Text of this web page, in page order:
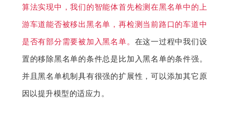
算法实现中，我们的智能体首先检测在黑名单中的上
游车道能否被移出黑名单，再检测当前路口的车道中
是否有部分需要被加入黑名单。 在这一过程中我们设
置的移除黑名单的条件总是比加入黑名单的条件强。
并且黑名单机制具有很强的扩展性，可以添加其它原
因以提升模型的适应力。